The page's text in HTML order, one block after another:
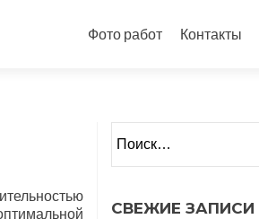
к
Фото работ Контакты
СВЕЖИЕ ЗАПИСИ